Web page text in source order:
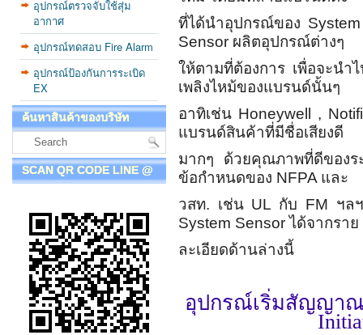
อุปกรณ์ตรวจจับใช้สุ่ม
อากาศ
อุปกรณ์ทดสอบ Fire Alarm
อุปกรณ์ป้องกันการระเบิด
EX
ค้นหาสินค้าของบริษัท
SCAN QR CODE LINE @
ที่ได้นำอุปกรณ์ของ
Sensor ผลิตอุปกรณ์ต่างๆ
ให้ตามที่ต้องการ เพื่อจะนำ
เพลิงไหม้ของแบรนด์นั้นๆ
อาทิเช่น Honeywell ,
แบรนด์สินค้าที่มีชื่อเสียงดี
มากๆ ด้วยคุณภาพที่ดีของร
ข้อกำหนดของ NFPA และ
วสท. เช่น UL กับ FM ฯล
System Sensor ได้จากราย
ละเอียดด้านล่างนี้
อุปกรณ์เริ่มสัญญาณ